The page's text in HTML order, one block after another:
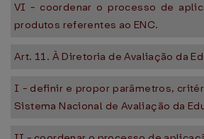
VI - coordenar o processo de
produtos referentes ao ENC.
Art. 11. À Diretoria de Avaliação da
I - definir e propor parâmetros,
Sistema Nacional de Avaliação da